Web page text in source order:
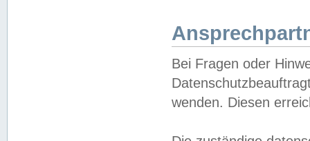
Bei Fragen oder
wenden. Diesen